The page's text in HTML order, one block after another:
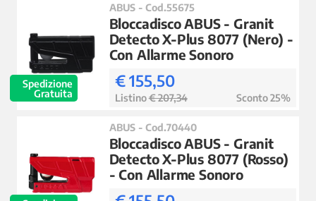
Spedizione
Gratuita
ABUS - Cod.55675
Bloccadisco ABUS - Granit
Detecto X-Plus 8077 (Nero) -
Con Allarme Sonoro
€ 155,50
Listino€ 207,34 Sconto 25%
ABUS - Cod.70440
Bloccadisco ABUS - Granit
Detecto X-Plus 8077 (Rosso)
- Con Allarme Sonoro